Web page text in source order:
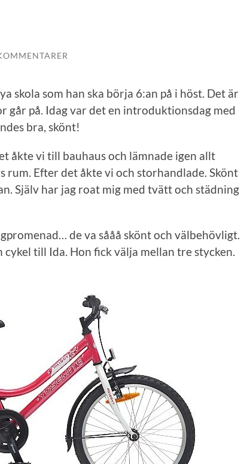
skola som han ska börja 6:an på i höst. Det är
går på. Idag var det en introduktionsdag med
bra, skönt!
åkte vi till bauhaus och lämnade igen allt
Efter det åkte vi och storhandlade. Skönt
Själv har jag roat mig med tvätt och städning
de va sååå skönt och välbehövligt.
cykel till Ida. Hon fick välja mellan tre stycken.